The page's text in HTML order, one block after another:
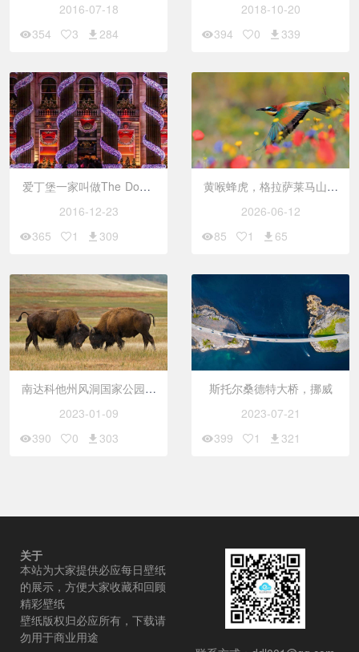
mpf/Offset)
2016-07-18
354
3 284
2018-10-20
394
0 339
爱丁堡一家叫做The Dome
McKillop/500px)
2016-12-23
365
1 309
黄喉蜂虎，格拉萨莱马山自
2026-06-12
85
1 65
南达科他州风洞国家公园的
2023-01-09
390
0 303
斯托尔桑德特大桥，挪威
2023-07-21
399
1 321
关于
本站为大家提供必应每日壁纸
的展示，方便大家收藏和回顾
精彩壁纸
壁纸版权归必应所有，下载请
勿用于商业用途